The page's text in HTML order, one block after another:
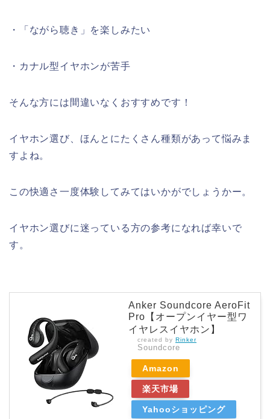
・「ながら聴き」を楽しみたい
・カナル型イヤホンが苦手
そんな方には間違いなくおすすめです！
イヤホン選び、ほんとにたくさん種類があって悩みま
すよね。
この快適さ一度体験してみてはいかがでしょうかー。
イヤホン選びに迷っている方の参考になれば幸いで
す。
Anker Soundcore AeroFit
Pro【オープンイヤー型ワ
イヤレスイヤホン】
created by Rinker
Soundcore
Amazon
楽天市場
Yahooショッピング